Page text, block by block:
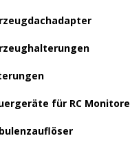
für RC Monitore